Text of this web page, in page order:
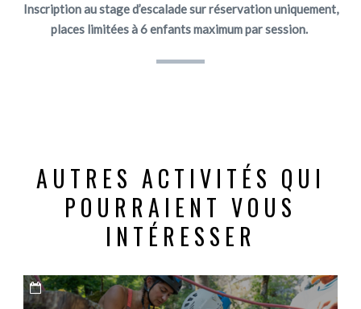
Inscription au stage d’escalade sur réservation uniquement,
places limitées à 6 enfants maximum par session.
AUTRES ACTIVITÉS QUI
POURRAIENT VOUS
INTÉRESSER